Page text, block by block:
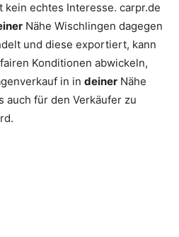
kein echtes Interesse. carpr.de
Nähe Wischlingen dagegen
und diese exportiert, kann
Konditionen abwickeln,
in in deiner Nähe
auch für den Verkäufer zu